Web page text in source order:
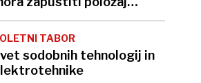
TABOR
sodobnih tehnologij in